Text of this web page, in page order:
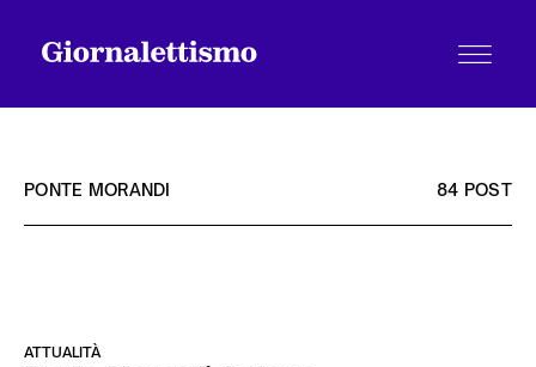
PONTE MORANDI 84 POST
ATTUALITÀ